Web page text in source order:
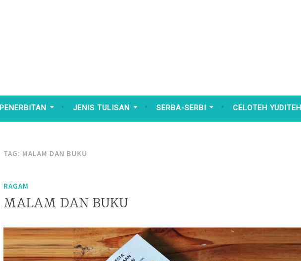
PENERBITAN JENIS TULISAN SERBA-SERBI CELOTEH
TAG: MALAM DAN BUKU
RAGAM
MALAM DAN BUKU